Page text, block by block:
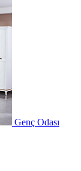
Genç Odası